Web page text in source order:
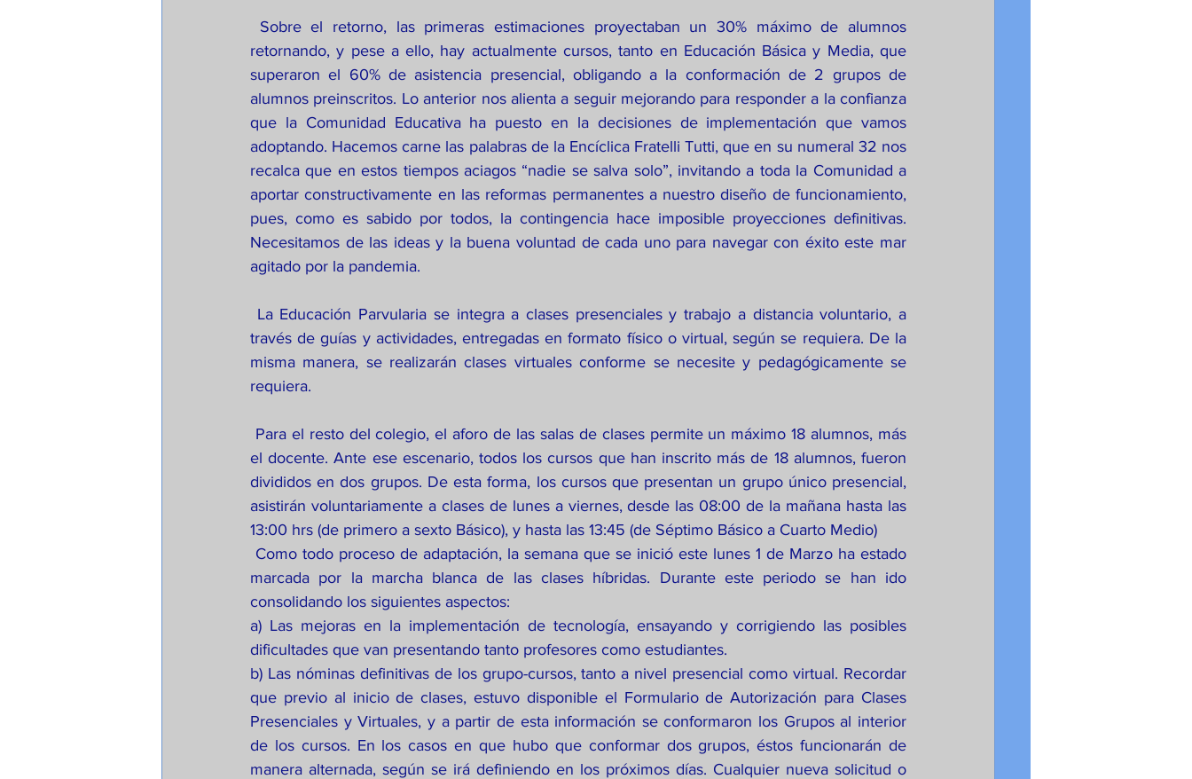
retornando, y pese a ello, hay actualmente cursos, tanto en Educación Básica y Media, que
superaron el 60% de asistencia presencial, obligando a la conformación de 2 grupos de
alumnos preinscritos. Lo anterior nos alienta a seguir mejorando para responder a la confianza
que la Comunidad Educativa ha puesto en la decisiones de implementación que vamos
adoptando. Hacemos carne las palabras de la Encíclica Fratelli Tutti, que en su numeral 32 nos
recalca que en estos tiempos aciagos “nadie se salva solo”, invitando a toda la Comunidad a
aportar constructivamente en las reformas permanentes a nuestro diseño de funcionamiento,
pues, como es sabido por todos, la contingencia hace imposible proyecciones definitivas.
Necesitamos de las ideas y la buena voluntad de cada uno para navegar con éxito este mar
agitado por la pandemia.
través de guías y actividades, entregadas en formato físico o virtual, según se requiera. De la
misma manera, se realizarán clases virtuales conforme se necesite y pedagógicamente se
requiera.
el docente. Ante ese escenario, todos los cursos que han inscrito más de 18 alumnos, fueron
divididos en dos grupos. De esta forma, los cursos que presentan un grupo único presencial,
asistirán voluntariamente a clases de lunes a viernes, desde las 08:00 de la mañana hasta las
13:00 hrs (de primero a sexto Básico), y hasta las 13:45 (de Séptimo Básico a Cuarto Medio)
marcada por la marcha blanca de las clases híbridas. Durante este periodo se han ido
consolidando los siguientes aspectos:
a) Las mejoras en la implementación de tecnología, ensayando y corrigiendo las posibles
dificultades que van presentando tanto profesores como estudiantes.
b) Las nóminas definitivas de los grupo-cursos, tanto a nivel presencial como virtual. Recordar
que previo al inicio de clases, estuvo disponible el Formulario de Autorización para Clases
Presenciales y Virtuales, y a partir de esta información se conformaron los Grupos al interior
de los cursos. En los casos en que hubo que conformar dos grupos, éstos funcionarán de
manera alternada, según se irá definiendo en los próximos días. Cualquier nueva solicitud o